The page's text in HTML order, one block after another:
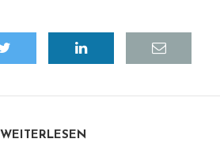
WEITERLESEN